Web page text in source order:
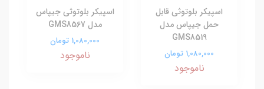
اسپیکر بلوتوثی قابل
حمل جیپاس مدل
GMS8519
1,080,000 تومان
ناموجود
اسپیکر بلوتوثی جیپاس
مدل GMS8567
1,080,000 تومان
ناموجود